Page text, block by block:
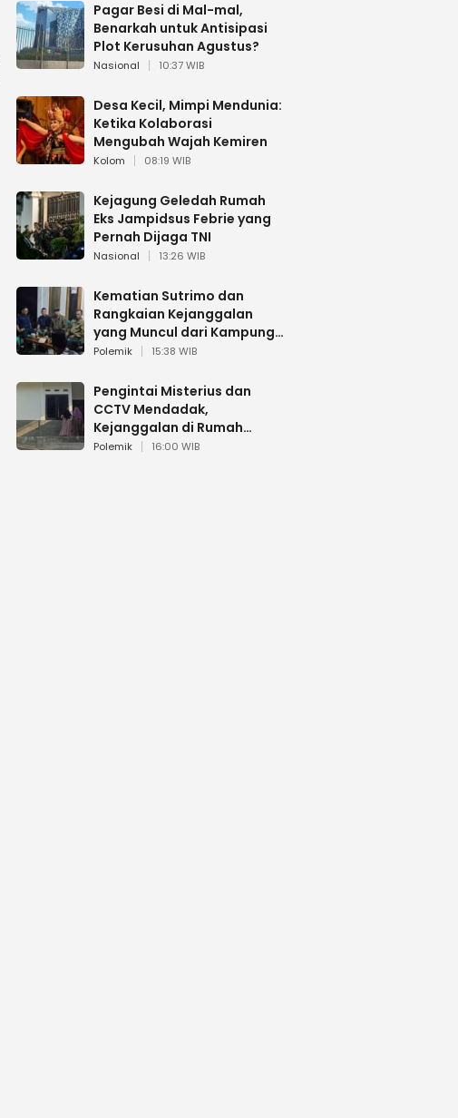
Pagar Besi di Mal-mal,
Benarkah untuk Antisipasi
Plot Kerusuhan Agustus?
Nasional 10:37 WIB
Desa Kecil, Mimpi Mendunia:
Ketika Kolaborasi
Mengubah Wajah Kemiren
Kolom 08:19 WIB
Kejagung Geledah Rumah
Eks Jampidsus Febrie yang
Pernah Dijaga TNI
Nasional 13:26 WIB
Kematian Sutrimo dan
Rangkaian Kejanggalan
yang Muncul dari Kampung
Halaman
Polemik 15:38 WIB
Pengintai Misterius dan
CCTV Mendadak,
Kejanggalan di Rumah
Sutrimo
Polemik 16:00 WIB